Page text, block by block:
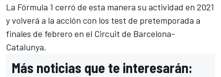
La Fórmula 1 cerró de esta manera su actividad en 2021
y volverá a la acción con los test de pretemporada a
finales de febrero en el Circuit de Barcelona-
Catalunya.
Más noticias que te interesarán: